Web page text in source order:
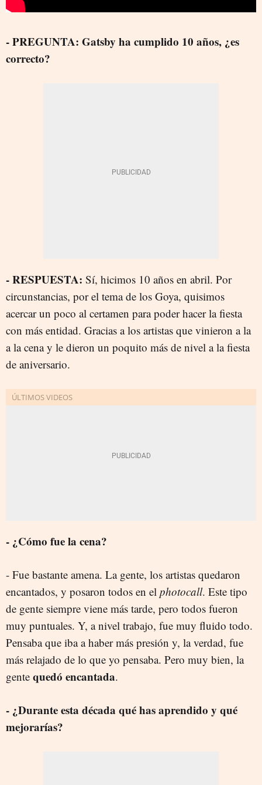
- PREGUNTA: Gatsby ha cumplido 10 años, ¿es
correcto?
- RESPUESTA: Sí, hicimos 10 años en abril. Por
circunstancias, por el tema de los Goya, quisimos
acercar un poco al certamen para poder hacer la fiesta
con más entidad. Gracias a los artistas que vinieron a la
a la cena y le dieron un poquito más de nivel a la fiesta
de aniversario.
- ¿Cómo fue la cena?
- Fue bastante amena. La gente, los artistas quedaron
encantados, y posaron todos en el photocall. Este tipo
de gente siempre viene más tarde, pero todos fueron
muy puntuales. Y, a nivel trabajo, fue muy fluido todo.
Pensaba que iba a haber más presión y, la verdad, fue
más relajado de lo que yo pensaba. Pero muy bien, la
gente quedó encantada.
- ¿Durante esta década qué has aprendido y qué
mejorarías?